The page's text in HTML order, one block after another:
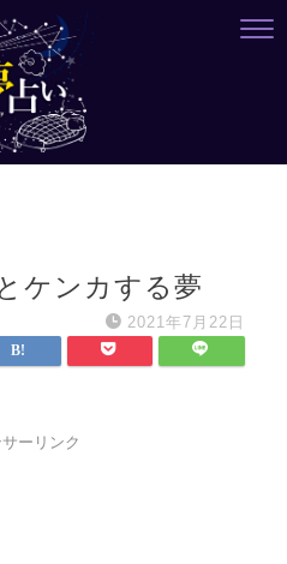
ケンカする夢
2021年7月22日
ーリンク